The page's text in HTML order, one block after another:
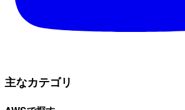
主なカテゴリ